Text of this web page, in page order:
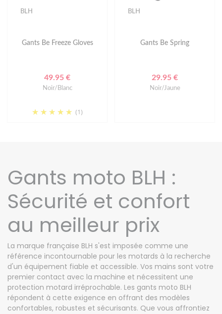
BLH
Gants Be Freeze Gloves
49.95 €
Noir/Blanc
(1)
BLH
Gants Be Spring
29.95 €
Noir/Jaune
Gants moto BLH :
Sécurité et confort
au meilleur prix
La marque française BLH s'est imposée comme une
référence incontournable pour les motards à la recherche
d'un équipement fiable et accessible. Vos mains sont votre
premier contact avec la machine et nécessitent une
protection motard irréprochable. Les gants moto BLH
répondent à cette exigence en offrant des modèles
confortables, robustes et sécurisants. Que vous affrontiez